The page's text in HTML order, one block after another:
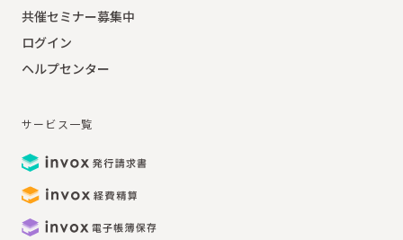
共催セミナー募集中
ログイン
ヘルプセンター
サービス一覧